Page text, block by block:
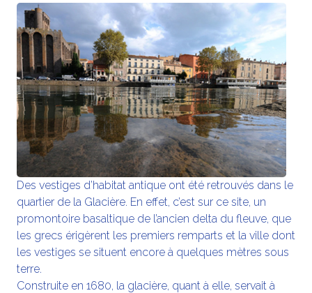
Des vestiges d’habitat antique ont été retrouvés dans le
quartier de la Glacière. En effet, c’est sur ce site, un
promontoire basaltique de l’ancien delta du fleuve, que
les grecs érigèrent les premiers remparts et la ville dont
les vestiges se situent encore à quelques mètres sous
terre.
Construite en 1680, la glacière, quant à elle, servait à